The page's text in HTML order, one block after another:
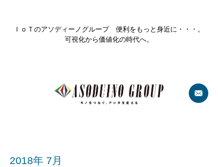
ＩｏＴのアソディーノグループ 便利をもっと身近に・・・。
可視化から価値化の時代へ。
2018年 7月